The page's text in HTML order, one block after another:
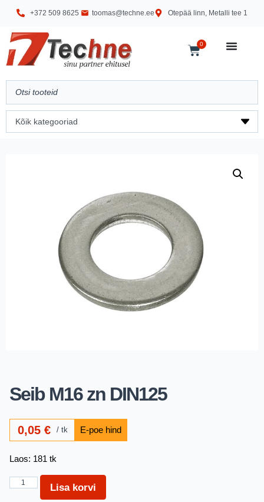
+372 509 8625 toomas@techne.ee Otepää linn, Metalli tee 1
0
Seib M16 zn DIN125
0,05€ tk
Laos: 181 tk
Lisa korvi